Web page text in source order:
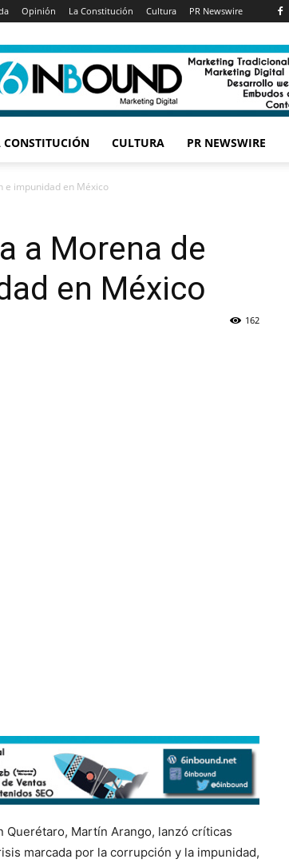
Opinión La Constitución Cultura PR Newswire
CONSTITUCIÓN CULTURA PR NEWSWIRE
e impunidad en México
a Morena de
en México
162
Querétaro, Martín Arango, lanzó críticas
marcada por la corrupción y la impunidad,